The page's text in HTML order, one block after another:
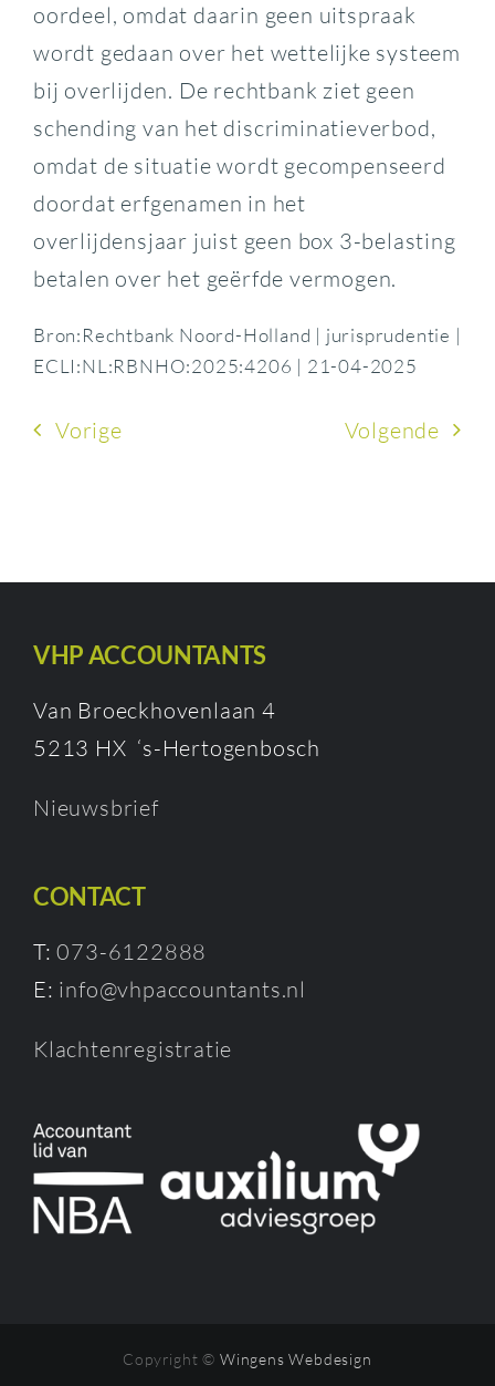
oordeel, omdat daarin geen uitspraak
wordt gedaan over het wettelijke systeem
bij overlijden. De rechtbank ziet geen
schending van het discriminatieverbod,
omdat de situatie wordt gecompenseerd
doordat erfgenamen in het
overlijdensjaar juist geen box 3-belasting
betalen over het geërfde vermogen.
Bron:Rechtbank Noord-Holland | jurisprudentie |
ECLI:NL:RBNHO:2025:4206 | 21-04-2025
Vorige Volgende
VHP ACCOUNTANTS
Van Broeckhovenlaan 4
5213 HX ‘s-Hertogenbosch
Nieuwsbrief
CONTACT
T:073-6122888
E: info@vhpaccountants.nl
Klachtenregistratie
Copyright © Wingens Webdesign